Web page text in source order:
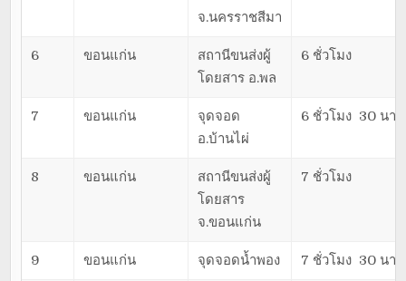
จ.นครราชสีมา
6 ขอนแก่น
สถานีขนส่งผู้
โดยสาร อ.พล
6 ชั่วโมง
7 ขอนแก่น
จุดจอด
อ.บ้านไผ่
6 ชั่วโมง 30 นาที
8 ขอนแก่น
สถานีขนส่งผู้
โดยสาร
จ.ขอนแก่น
7 ชั่วโมง
9 ขอนแก่น จุดจอดน้ำพอง 7 ชั่วโมง 30 นาที